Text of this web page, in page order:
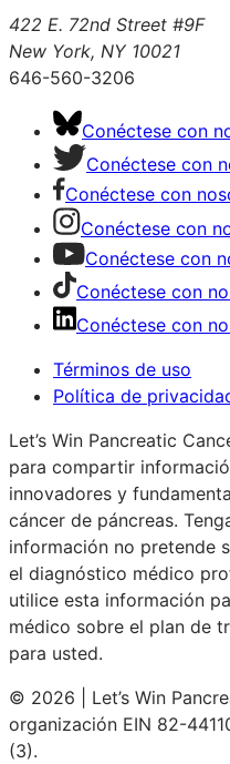
422 E. 72nd Street #9F
New York, NY 10021
646-560-3206
Conéctese con
Conéctese con
Conéctese con
Conéctese con
Conéctese con
Conéctese con
Conéctese con
Términos de uso
Política de
Let’s Win Pancreatic
para compartir
innovadores y
cáncer de páncreas.
información no pretende
el diagnóstico médico
utilice esta información
médico sobre el plan de
para usted.
© 2026 | Let’s Win
organización EIN 82-
(3).